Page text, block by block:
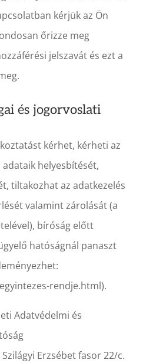
kérjük az Ön
őrizze meg
jelszavát és ezt a
és jogorvoslati
kérhet, kérheti az
helyesbítését,
tiltakozhat az adatkezelés
valamint zárolását (a
bíróság előtt
hatóságnál panaszt
rendje.html).
Adatvédelmi és
Erzsébet fasor 22/c.